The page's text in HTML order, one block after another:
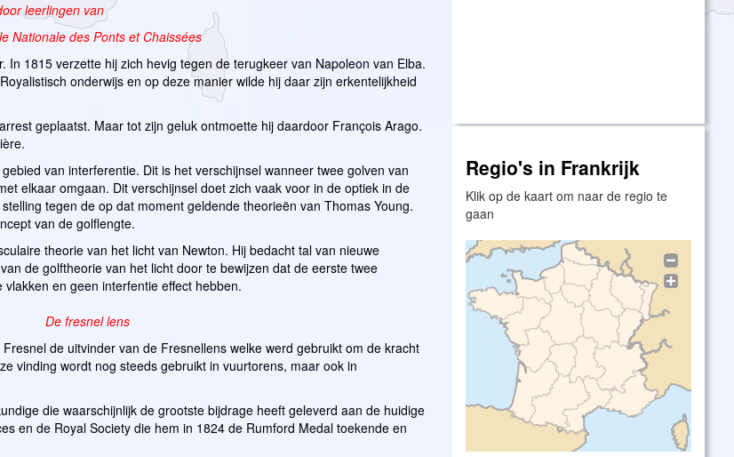
leerlingen van
Nationale des Ponts et Chaissées
In 1815 verzette hij zich hevig tegen de terugkeer van Napoleon van Elba.
onderwijs en op deze manier wilde hij daar zijn erkentelijkheid
geplaatst. Maar tot zijn geluk ontmoette hij daardoor François Arago.
van interferentie. Dit is het verschijnsel wanneer twee golven van
elkaar omgaan. Dit verschijnsel doet zich vaak voor in de optiek in de
tegen de op dat moment geldende theorieën van Thomas Young.
van de golflengte.
theorie van het licht van Newton. Hij bedacht tal van nieuwe
de golftheorie van het licht door te bewijzen dat de eerste twee
en geen interfentie effect hebben.
De fresnel lens
de uitvinder van de Fresnellens welke werd gebruikt om de kracht
vinding wordt nog steeds gebruikt in vuurtorens, maar ook in
die waarschijnlijk de grootste bijdrage heeft geleverd aan de huidige
en de Royal Society die hem in 1824 de Rumford Medal toekende en
Regio's in Frankrijk
Klik op de kaart om naar de regio te
gaan